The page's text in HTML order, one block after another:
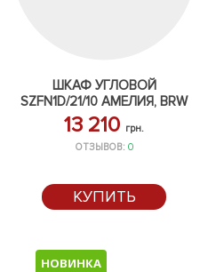
ШКАФ УГЛОВОЙ
SZFN1D/21/10 АМЕЛИЯ, BRW
13 210 грн.
ОТЗЫВОВ: 0
КУПИТЬ
НОВИНКА